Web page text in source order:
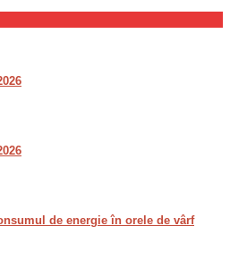
de energie în orele de vârf